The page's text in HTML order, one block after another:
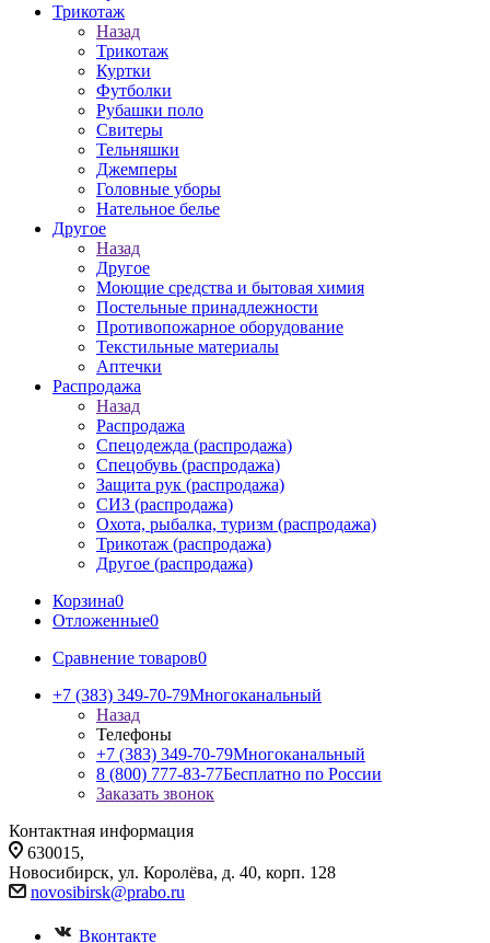
Трикотаж
Назад
Трикотаж
Куртки
Футболки
Рубашки поло
Свитеры
Тельняшки
Джемперы
Головные уборы
Нательное белье
Другое
Назад
Другое
Моющие средства и бытовая химия
Постельные принадлежности
Противопожарное оборудование
Текстильные материалы
Аптечки
Распродажа
Назад
Распродажа
Спецодежда (распродажа)
Спецобувь (распродажа)
Защита рук (распродажа)
СИЗ (распродажа)
Охота, рыбалка, туризм (распродажа)
Трикотаж (распродажа)
Другое (распродажа)
Корзина0
Отложенные0
Сравнение товаров0
+7 (383) 349-70-79Многоканальный
Назад
Телефоны
+7 (383) 349-70-79Многоканальный
8 (800) 777-83-77Бесплатно по России
Заказать звонок
Контактная информация
630015,
Новосибирск, ул. Королёва, д. 40, корп. 128
novosibirsk@prabo.ru
Вконтакте